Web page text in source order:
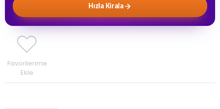
Hızla Kirala
Favorilerime
Ekle